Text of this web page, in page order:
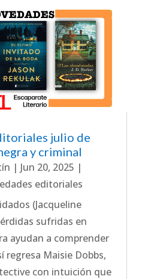
julio de
y criminal
| Jun 20, 2025 |
editoriales
(Jacqueline
sufridas en
ayudan a comprender
regresa Maisie Dobbs,
con intuición que